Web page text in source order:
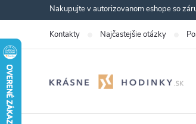
na
obsah
Nakupujte v autorizovanom eshope so
Kontakty Najčastejšie otázky